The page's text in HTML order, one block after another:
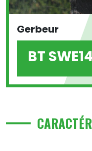
Gerbeur
BT